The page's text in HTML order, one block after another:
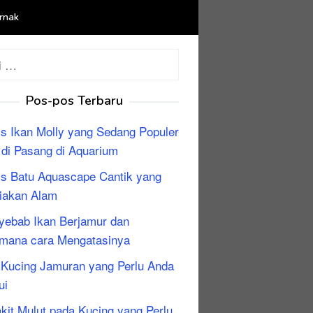
Pos-pos Terbaru
Ikan Molly yang Sedang Populer
Pasang di Aquarium
Batu Aquascape Cantik yang
Alam
Ikan Berjamur dan
cara Mengatasinya
Jamuran yang Perlu Anda